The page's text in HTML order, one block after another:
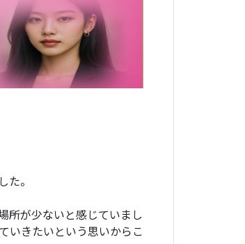
。
所が少ないと感じていまし
いきたいという思いからこ